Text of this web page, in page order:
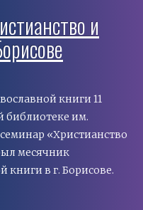
и
книги 11
библиотеке им.
«Христианство
месячник
книги в г. Борисове.